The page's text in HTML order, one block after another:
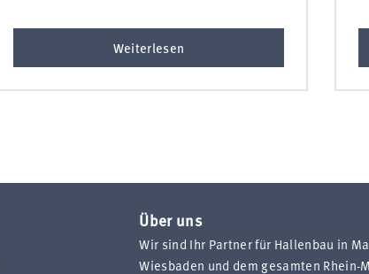
Weiterlesen
Über uns
Wir sind Ihr Partner für Hallenbau in
Wiesbaden und dem gesamten Rhein-